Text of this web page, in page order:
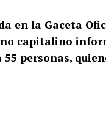
en la Gaceta
capitalino
personas,